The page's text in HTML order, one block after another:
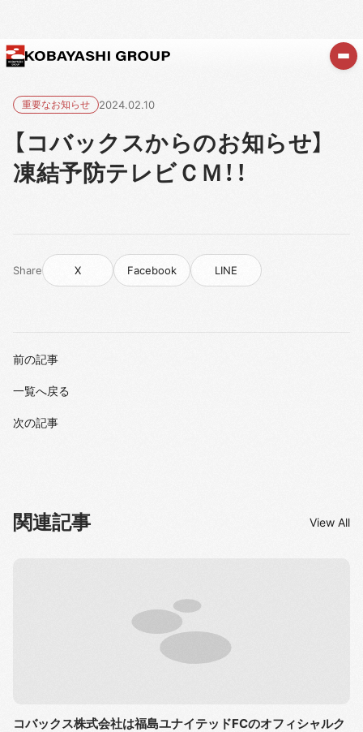
重要なお知らせ 2024.02.10
【コバックスからのお知らせ】
凍結予防テレビＣＭ！！
Share X Facebook LINE
前の記事
一覧へ戻る
次の記事
関連記事 View All
コバックス株式会社は福島ユナイテッドFCのオフィシャルク